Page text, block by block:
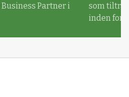
Partner i
som
inden for